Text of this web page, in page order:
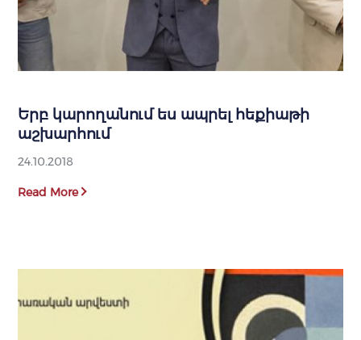
Երբ կարողանում ես ապրել հեքիաթի
աշխարհում
24.10.2018
Read More